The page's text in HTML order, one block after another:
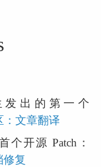
发出的第一个
：文章翻译
个开源 Patch：
修复